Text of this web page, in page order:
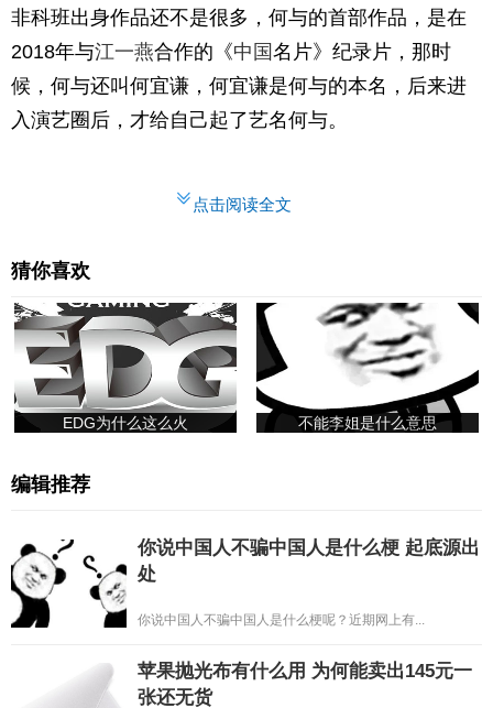
非科班出身作品还不是很多，何与的首部作品，是在
2018年与江一燕合作的《中国名片》纪录片，那时
候，何与还叫何宜谦，何宜谦是何与的本名，后来进
入演艺圈后，才给自己起了艺名何与。
点击阅读全文
猜你喜欢
EDG为什么这么火 不能李姐是什么意思
编辑推荐
你说中国人不骗中国人是什么梗 起底源出
处
你说中国人不骗中国人是什么梗呢？近期网上有...
苹果抛光布有什么用 为何能卖出145元一
张还无货